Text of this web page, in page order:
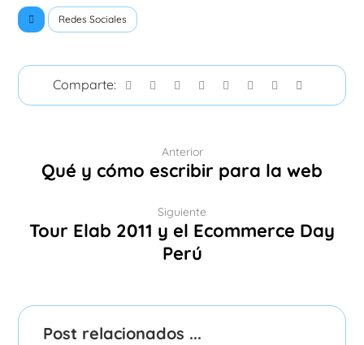
Redes Sociales
Anterior
Qué y cómo escribir para la web
Siguiente
Tour Elab 2011 y el Ecommerce Day
Perú
Post relacionados ...